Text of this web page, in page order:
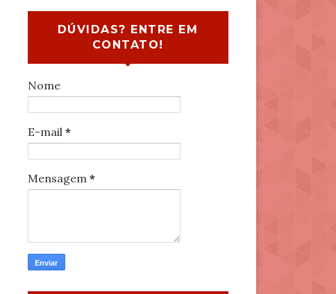
DÚVIDAS? ENTRE EM
CONTATO!
Nome
E-mail *
Mensagem *